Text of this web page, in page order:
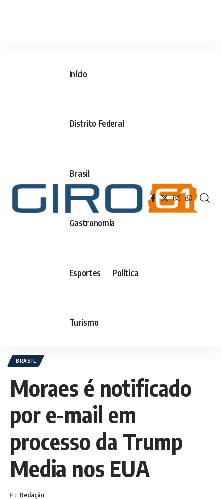
Início
Distrito Federal
Brasil
Gastronomia
Esportes Política
Turismo
BRASIL
Moraes é notificado
por e-mail em
processo da Trump
Media nos EUA
Por:Redação